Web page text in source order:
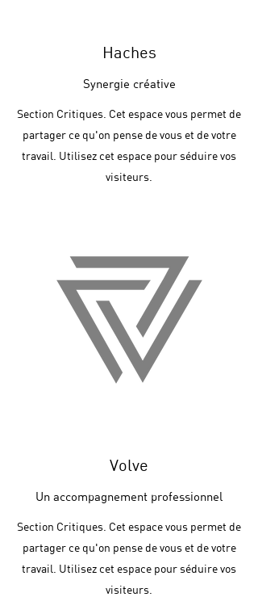
Haches
Synergie créative
Section Critiques. Cet espace vous permet de
partager ce qu'on pense de vous et de votre
travail. Utilisez cet espace pour séduire vos
visiteurs.
Volve
Un accompagnement professionnel
Section Critiques. Cet espace vous permet de
partager ce qu'on pense de vous et de votre
travail. Utilisez cet espace pour séduire vos
visiteurs.